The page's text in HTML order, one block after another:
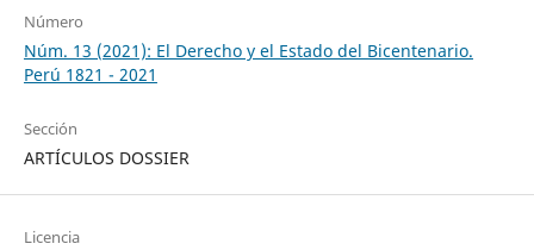
Número
Núm. 13 (2021): El Derecho y el Estado del Bicentenario.
Perú 1821 - 2021
Sección
ARTÍCULOS DOSSIER
Licencia